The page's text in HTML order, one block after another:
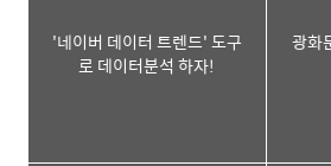
'네이버 데이터 트렌드' 도구
로 데이터분석 하자!
광화